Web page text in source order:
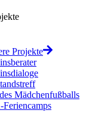
Projekte
Mädchenfußballs
Feriencamps